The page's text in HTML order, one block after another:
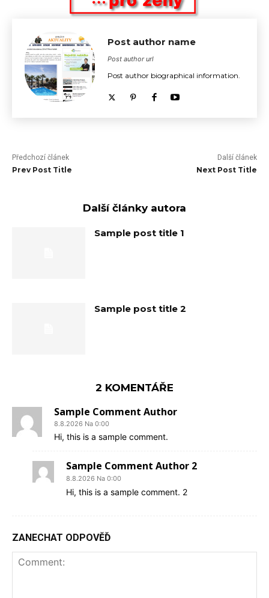
Post author name
Post author url
Post author biographical information.
Předchozí článek
Prev Post Title
Další článek
Next Post Title
Další články autora
Sample post title 1
Sample post title 2
2 KOMENTÁŘE
Sample Comment Author
8.8.2026 Na 0:00
Hi, this is a sample comment.
Sample Comment Author 2
8.8.2026 Na 0:00
Hi, this is a sample comment. 2
ZANECHAT ODPOVĚĎ